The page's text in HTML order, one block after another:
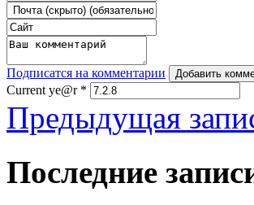
Подписатся на комментарии Добавить
Current ye@r *
Предыдущая
Последние